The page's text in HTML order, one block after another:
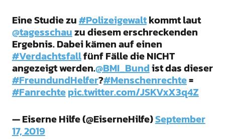
Eine Studie zu#Polizeigewaltkommt laut
@tagesschauzu diesem erschreckenden
Ergebnis. Dabei kämen auf einen
#Verdachtsfallfünf Fälle die NICHT
angezeigt werden.@BMI_Bundist das dieser
#FreundundHelfer?#Menschenrechte=
#Fanrechtepic.twitter.com/JSKVxX3q4Z
— Eiserne Hilfe (@EiserneHilfe)September
17, 2019